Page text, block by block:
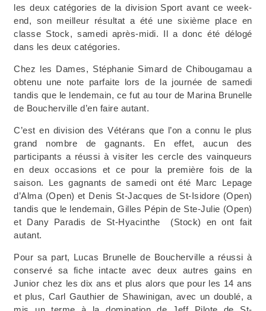
les deux catégories de la division Sport avant ce week-
end, son meilleur résultat a été une sixième place en
classe Stock, samedi après-midi. Il a donc été délogé
dans les deux catégories.
Chez les Dames, Stéphanie Simard de Chibougamau a
obtenu une note parfaite lors de la journée de samedi
tandis que le lendemain, ce fut au tour de Marina Brunelle
de Boucherville d’en faire autant.
C’est en division des Vétérans que l’on a connu le plus
grand nombre de gagnants. En effet, aucun des
participants a réussi à visiter les cercle des vainqueurs
en deux occasions et ce pour la première fois de la
saison. Les gagnants de samedi ont été Marc Lepage
d’Alma (Open) et Denis St-Jacques de St-Isidore (Open)
tandis que le lendemain, Gilles Pépin de Ste-Julie (Open)
et Dany Paradis de St-Hyacinthe (Stock) en ont fait
autant.
Pour sa part, Lucas Brunelle de Boucherville a réussi à
conservé sa fiche intacte avec deux autres gains en
Junior chez les dix ans et plus alors que pour les 14 ans
et plus, Carl Gauthier de Shawinigan, avec un doublé, a